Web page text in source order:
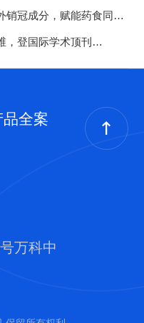
销冠成分，赋能药食同源
，登国际学术顶刊
品全案
万科中